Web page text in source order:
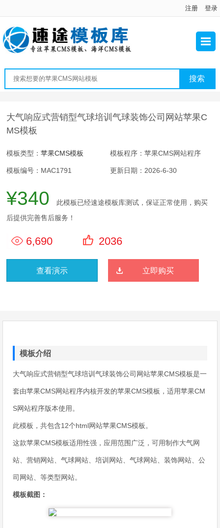
注册 登录
大气响应式营销型气球培训气球装饰公司网站苹果C
MS模板
模板类型：苹果CMS模板 模板程序：苹果CMS网站程序
模板编号：MAC1791 更新日期：2026-6-30
¥340
此模板已经速途模板库测试，保证正常使用，购买
后提供完善售后服务！
6,690 2036
查看演示 立即购买
模板介绍
大气响应式营销型气球培训气球装饰公司网站苹果CMS模板是一
套由苹果CMS网站程序内核开发的苹果CMS模板，适用苹果CM
S网站程序版本使用。
此模板，共包含12个html网站苹果CMS模板。
这款苹果CMS模板适用性强，应用范围广泛，可用制作大气网
站、营销网站、气球网站、培训网站、气球网站、装饰网站、公
司网站、等类型网站。
模板截图：